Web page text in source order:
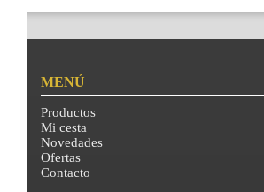
MENÚ
Productos
Mi cesta
Novedades
Ofertas
Contacto